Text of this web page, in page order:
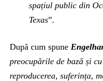
spațiul public din
Texas”.
După cum spune
preocupările de bază și
reproducerea, suferința,